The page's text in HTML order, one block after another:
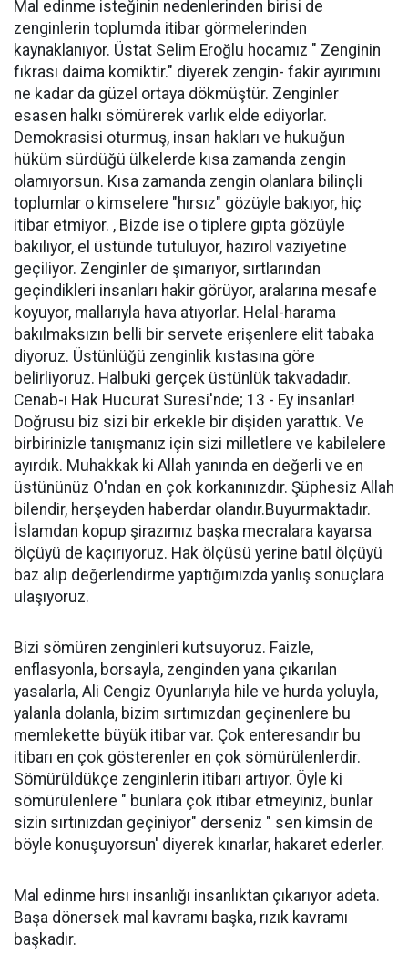
Mal edinme isteğinin nedenlerinden birisi de
zenginlerin toplumda itibar görmelerinden
kaynaklanıyor. Üstat Selim Eroğlu hocamız " Zenginin
fıkrası daima komiktir." diyerek zengin- fakir ayırımını
ne kadar da güzel ortaya dökmüştür. Zenginler
esasen halkı sömürerek varlık elde ediyorlar.
Demokrasisi oturmuş, insan hakları ve hukuğun
hüküm sürdüğü ülkelerde kısa zamanda zengin
olamıyorsun. Kısa zamanda zengin olanlara bilinçli
toplumlar o kimselere "hırsız" gözüyle bakıyor, hiç
itibar etmiyor. , Bizde ise o tiplere gıpta gözüyle
bakılıyor, el üstünde tutuluyor, hazırol vaziyetine
geçiliyor. Zenginler de şımarıyor, sırtlarından
geçindikleri insanları hakir görüyor, aralarına mesafe
koyuyor, mallarıyla hava atıyorlar. Helal-harama
bakılmaksızın belli bir servete erişenlere elit tabaka
diyoruz. Üstünlüğü zenginlik kıstasına göre
belirliyoruz. Halbuki gerçek üstünlük takvadadır.
Cenab-ı Hak Hucurat Suresi'nde; 13 - Ey insanlar!
Doğrusu biz sizi bir erkekle bir dişiden yarattık. Ve
birbirinizle tanışmanız için sizi milletlere ve kabilelere
ayırdık. Muhakkak ki Allah yanında en değerli ve en
üstününüz O'ndan en çok korkanınızdır. Şüphesiz Allah
bilendir, herşeyden haberdar olandır.Buyurmaktadır.
İslamdan kopup şirazımız başka mecralara kayarsa
ölçüyü de kaçırıyoruz. Hak ölçüsü yerine batıl ölçüyü
baz alıp değerlendirme yaptığımızda yanlış sonuçlara
ulaşıyoruz.
Bizi sömüren zenginleri kutsuyoruz. Faizle,
enflasyonla, borsayla, zenginden yana çıkarılan
yasalarla, Ali Cengiz Oyunlarıyla hile ve hurda yoluyla,
yalanla dolanla, bizim sırtımızdan geçinenlere bu
memlekette büyük itibar var. Çok enteresandır bu
itibarı en çok gösterenler en çok sömürülenlerdir.
Sömürüldükçe zenginlerin itibarı artıyor. Öyle ki
sömürülenlere " bunlara çok itibar etmeyiniz, bunlar
sizin sırtınızdan geçiniyor" derseniz " sen kimsin de
böyle konuşuyorsun' diyerek kınarlar, hakaret ederler.
Mal edinme hırsı insanlığı insanlıktan çıkarıyor adeta.
Başa dönersek mal kavramı başka, rızık kavramı
başkadır.